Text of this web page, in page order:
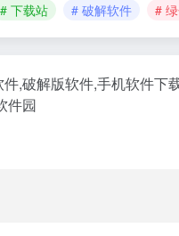
# 下载站 # 破解软件 #
,破解版软件,手机软件
件园